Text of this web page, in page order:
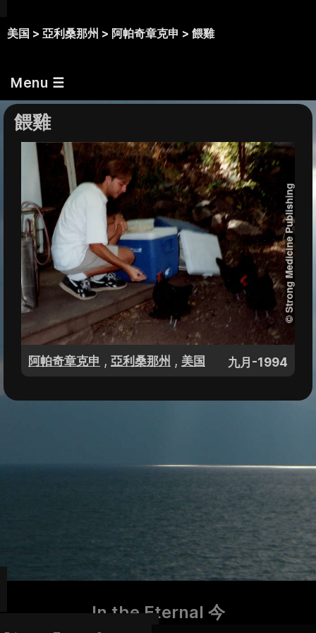
美国 > 亞利桑那州 > 阿帕奇章克申 > 餵雞
Menu ☰
餵雞
阿帕奇章克申 , 亞利桑那州 , 美国 九月-1994
In the Eternal 今